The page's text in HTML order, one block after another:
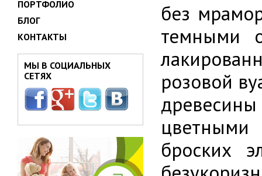
без
темными
розовой
броских
ПОРТФОЛИО
БЛОГ
КОНТАКТЫ
МЫ В СОЦИАЛЬНЫХ
СЕТЯХ